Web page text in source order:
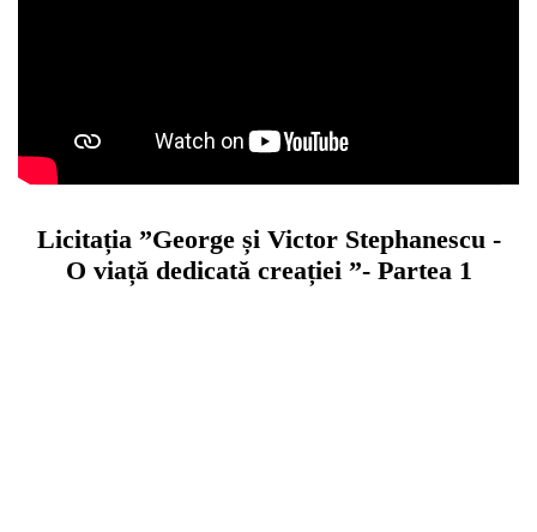
Licitația ”George și Victor Stephanescu -
O viață dedicată creației ”- Partea 1